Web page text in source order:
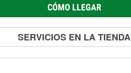
CÓMO LLEGAR
SERVICIOS EN LA TIENDA
Prueba de batería